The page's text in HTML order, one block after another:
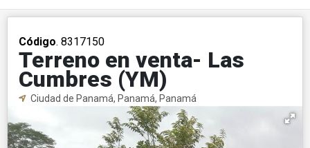
Código. 8317150
Terreno en venta- Las
Cumbres (YM)
Ciudad de Panamá, Panamá, Panamá